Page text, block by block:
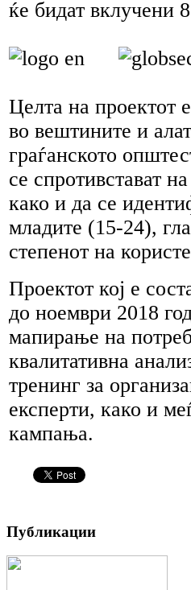
ќе бидат вклучени
Целта на проектот
во вештините и
граѓанското
се спротивстават
како и да се
младите (15-24),
степенот на
Проектот кој е
до ноември 2018
мапирање на
квалитативна
тренинг за
експерти, како и
кампања.
Публикации